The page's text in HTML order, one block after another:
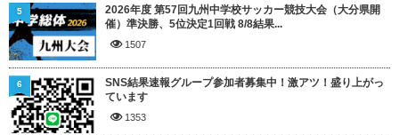
2026年度 第57回九州中学校サッカー競技大会（大分県開
催）準決勝、5位決定1回戦 8/8結果...
1507
5
SNS結果速報グループ参加者募集中！激アツ！盛り上がっ
ています
1353
6